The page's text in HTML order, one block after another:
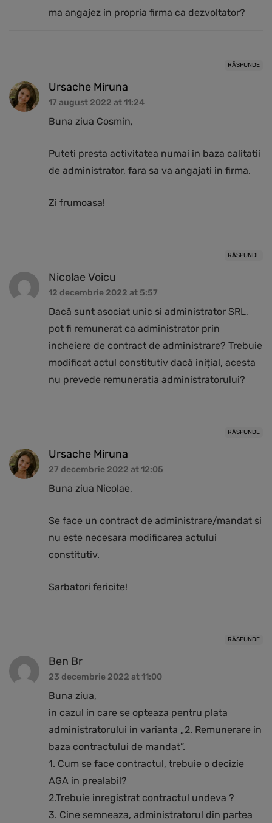
ma angajez in propria firma ca dezvoltator?
RĂSPUNDE
Ursache Miruna
17 august 2022 at 11:24
Buna ziua Cosmin,
Puteti presta activitatea numai in baza calitatii
de administrator, fara sa va angajati in firma.
Zi frumoasa!
RĂSPUNDE
Nicolae Voicu
12 decembrie 2022 at 5:57
Dacă sunt asociat unic si administrator SRL,
pot fi remunerat ca administrator prin
incheiere de contract de administrare? Trebuie
modificat actul constitutiv dacă inițial, acesta
nu prevede remuneratia administratorului?
RĂSPUNDE
Ursache Miruna
27 decembrie 2022 at 12:05
Buna ziua Nicolae,
Se face un contract de administrare/mandat si
nu este necesara modificarea actului
constitutiv.
Sarbatori fericite!
RĂSPUNDE
Ben Br
23 decembrie 2022 at 11:00
Buna ziua,
in cazul in care se opteaza pentru plata
administratorului in varianta „2. Remunerare in
baza contractului de mandat”.
1. Cum se face contractul, trebuie o decizie
AGA in prealabil?
2.Trebuie inregistrat contractul undeva ?
3. Cine semneaza, administratorul din partea